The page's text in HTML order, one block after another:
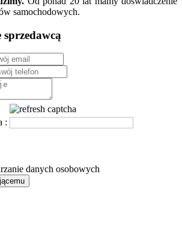
samochodowych.
:
danych osobowych